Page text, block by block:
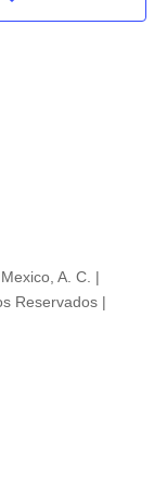
A. C. |
Reservados |